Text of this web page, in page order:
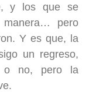
y los que se
manera… pero
Y es que, la
un regreso,
o no, pero la